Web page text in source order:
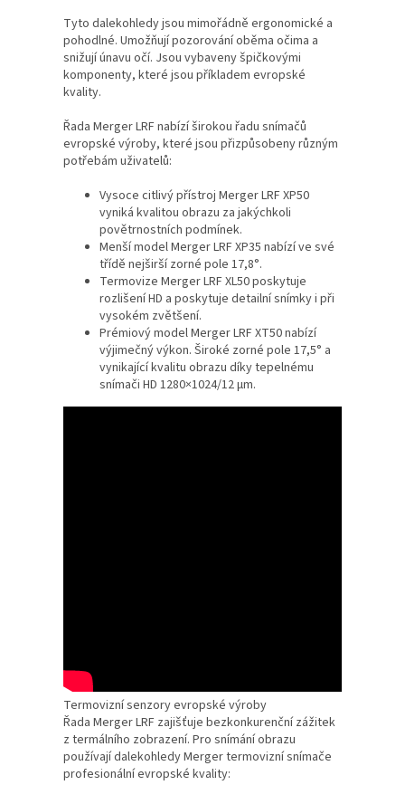
Tyto dalekohledy jsou mimořádně ergonomické a
pohodlné. Umožňují pozorování oběma očima a
snižují únavu očí. Jsou vybaveny špičkovými
komponenty, které jsou příkladem evropské
kvality.
Řada Merger LRF nabízí širokou řadu snímačů
evropské výroby, které jsou přizpůsobeny různým
potřebám uživatelů:
Vysoce citlivý přístroj Merger LRF XP50
vyniká kvalitou obrazu za jakýchkoli
povětrnostních podmínek.
Menší model Merger LRF XP35 nabízí ve své
třídě nejširší zorné pole 17,8°.
Termovize Merger LRF XL50 poskytuje
rozlišení HD a poskytuje detailní snímky i při
vysokém zvětšení.
Prémiový model Merger LRF XT50 nabízí
výjimečný výkon. Široké zorné pole 17,5° a
vynikající kvalitu obrazu díky tepelnému
snímači HD 1280×1024/12 µm.
Termovizní senzory evropské výroby
Řada Merger LRF zajišťuje bezkonkurenční zážitek
z termálního zobrazení. Pro snímání obrazu
používají dalekohledy Merger termovizní snímače
profesionální evropské kvality: